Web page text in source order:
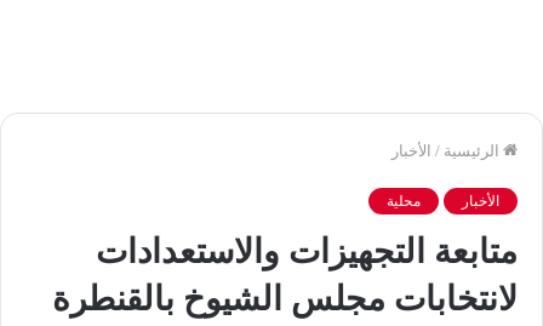
الرئيسية / الأخبار
الأخبار محلية
متابعة التجهيزات والاستعدادات
لانتخابات مجلس الشيوخ بالقنطرة